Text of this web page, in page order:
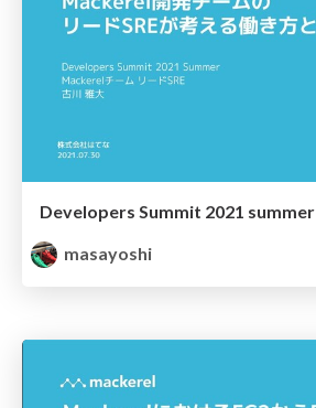
Developers Summit 2021 summer
masayoshi